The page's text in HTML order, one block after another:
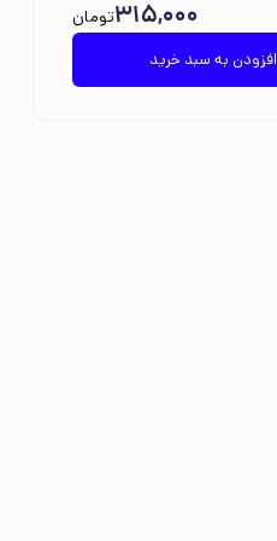
افزودن به سبد خرید
315,000تومان